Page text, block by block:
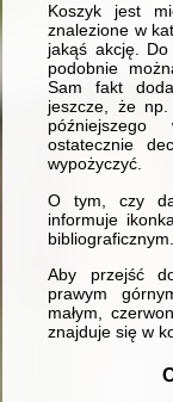
Koszyk jest
znalezione w
jakąś akcję. Do
podobnie
Sam fakt
jeszcze, że
ostatecznie
wypożyczyć.
O tym, czy
informuje ikonka
bibliograficznym.
Aby przejść
prawym
małym,
znajduje się w